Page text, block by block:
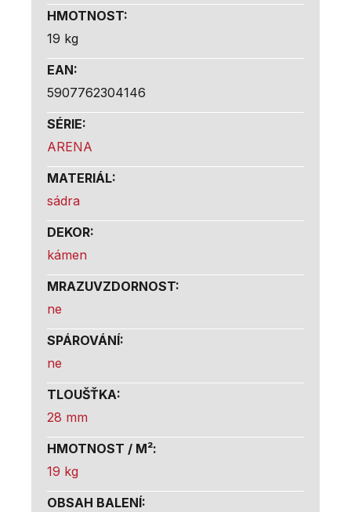
HMOTNOST:
19 kg
EAN:
5907762304146
SÉRIE:
ARENA
MATERIÁL:
sádra
DEKOR:
kámen
MRAZUVZDORNOST:
ne
SPÁROVÁNÍ:
ne
TLOUŠŤKA:
28 mm
HMOTNOST / M²:
19 kg
OBSAH BALENÍ: